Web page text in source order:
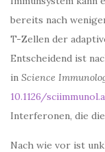
bereits nach
T-Zellen der
Entscheidend ist
in Science Immu
10.1126/
Interferonen, die
Nach wie vor ist